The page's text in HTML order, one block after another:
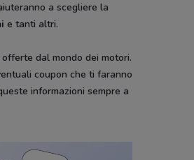
a scegliere la
e tanti altri.
dal mondo dei motori.
coupon che ti faranno
informazioni sempre a